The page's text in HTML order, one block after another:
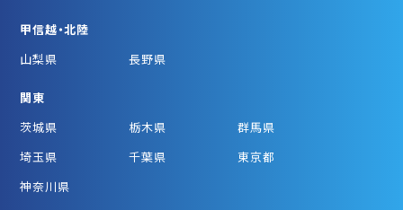
甲信越・北陸
山梨県
長野県
関東
茨城県
栃木県
群馬県
埼玉県
千葉県
東京都
神奈川県